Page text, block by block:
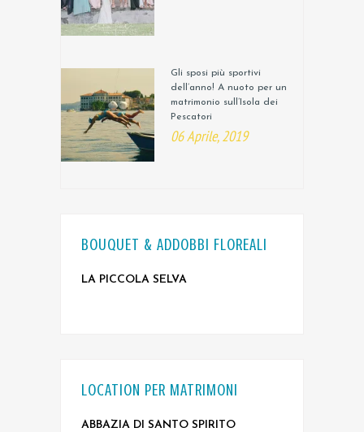
Gli sposi più sportivi
dell’anno! A nuoto per un
matrimonio sull’Isola dei
Pescatori
06 Aprile, 2019
BOUQUET & ADDOBBI FLOREALI
LA PICCOLA SELVA
LOCATION PER MATRIMONI
ABBAZIA DI SANTO SPIRITO